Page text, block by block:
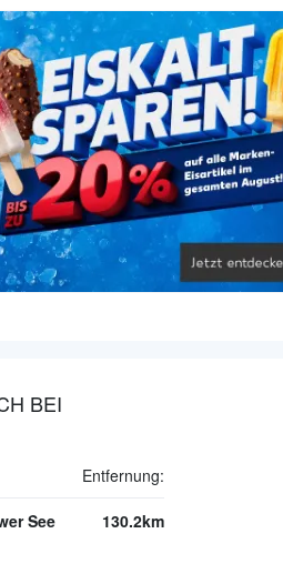
BEI
Entfernung:
See 130.2km